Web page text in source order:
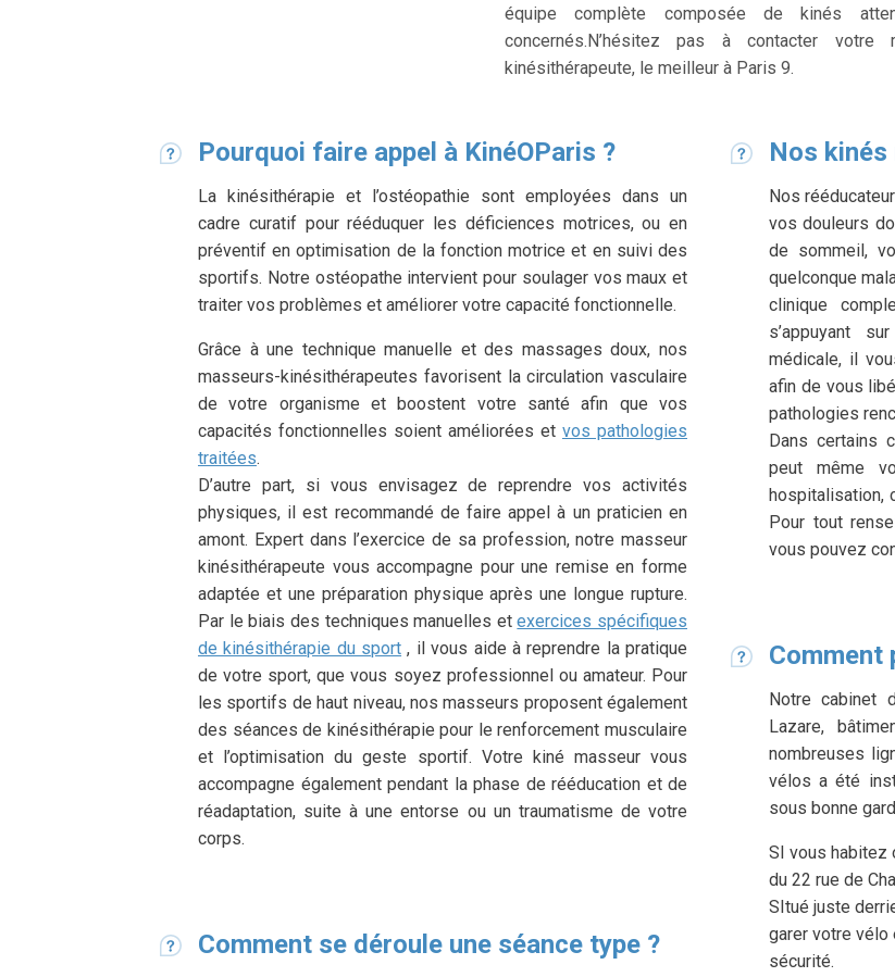
équipe complète composée de kinés
concernés.N’hésitez pas à contacter votre
kinésithérapeute, le meilleur à Paris 9.
Pourquoi faire appel à KinéOParis ?
La kinésithérapie et l’ostéopathie sont employées dans un
cadre curatif pour rééduquer les déficiences motrices, ou en
préventif en optimisation de la fonction motrice et en suivi des
sportifs. Notre ostéopathe intervient pour soulager vos maux et
traiter vos problèmes et améliorer votre capacité fonctionnelle.
Grâce à une technique manuelle et des massages doux, nos
masseurs-kinésithérapeutes favorisent la circulation vasculaire
de votre organisme et boostent votre santé afin que vos
capacités fonctionnelles soient améliorées et vos pathologies
traitées.
D’autre part, si vous envisagez de reprendre vos activités
physiques, il est recommandé de faire appel à un praticien en
amont. Expert dans l’exercice de sa profession, notre masseur
kinésithérapeute vous accompagne pour une remise en forme
adaptée et une préparation physique après une longue rupture.
Par le biais des techniques manuelles etexercices spécifiques
de kinésithérapie du sport , il vous aide à reprendre la pratique
de votre sport, que vous soyez professionnel ou amateur. Pour
les sportifs de haut niveau, nos masseurs proposent également
des séances de kinésithérapie pour le renforcement musculaire
et l’optimisation du geste sportif. Votre kiné masseur vous
accompagne également pendant la phase de rééducation et de
réadaptation, suite à une entorse ou un traumatisme de votre
corps.
Comment se déroule une séance type ?
Nos
Nos
vos douleurs
de sommeil,
quelconque
clinique
s’appuyant
médicale, il
afin de vous
pathologies
Dans certains
peut même
hospitalisation,
Pour tout
vous pouvez
Comment
Notre cabinet
Lazare,
nombreuses
vélos a été
sous bonne
SI vous habitez
du 22 rue de
SItué juste
garer votre vélo
sécurité.